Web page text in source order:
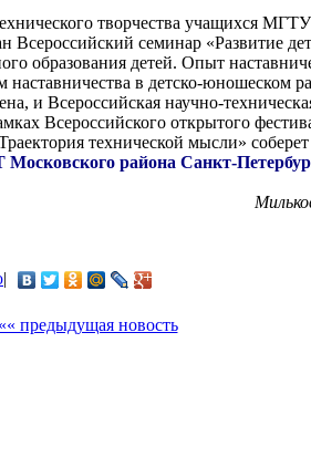
творчества учащихся
семинар «Развитие
образования детей. Опыт
в детско-юношеском
и Всероссийская научно-
Всероссийского открытого
технической мысли»
района Санкт-
|
«« предыдущая новость